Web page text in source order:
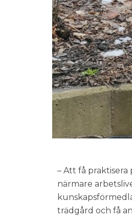
– Att få
närmare
trädgård och få